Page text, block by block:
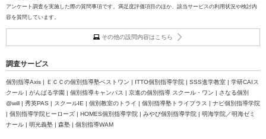
アンケート調査を実施した際の質問事項です。満足度評価項目のほか、該当サービスの利用状況や検討内
容を質問しています。
その他の設問内容はこちら
調査サービス
個別指導Axis | ＥＣＣの個別指導塾ベストワン | ITTO個別指導学院 | SSS進学教室 | 学研CAIス
クール | がんばる学園 | 個別指導キャンパス | 京進の個別指導 スクール・ワン | さなる個別
@will | 秀英PAS | スクールIE | 個別教室のトライ | 個別指導塾トライプラス | ナビ個別指導学院
| 個別指導学院ヒーローズ | HOMES個別指導学院 | みやび個別指導学院 | 明海学院／明海ゼミ
ナール | 明光義塾 | 森塾 | 個別指導WAM